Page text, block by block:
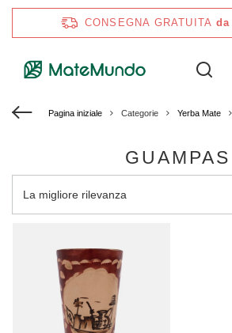
CONSEGNA GRATUITA da
Pagina iniziale Categorie Yerba Mate
GUAMPAS
Modifica ordinamento
La migliore rilevanza